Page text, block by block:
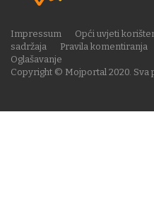
Copyright © Mojportal 2020. Sva
Impressum Opći uvjeti
sadržaja
Pravila komentiranja
Oglašavanje